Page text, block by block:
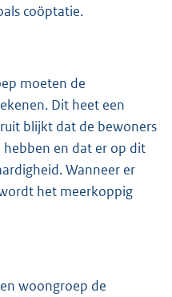
coöptatie.
moeten de
Dit heet een
blijkt dat de bewoners
en dat er op dit
Wanneer er
het meerkoppig
woongroep de